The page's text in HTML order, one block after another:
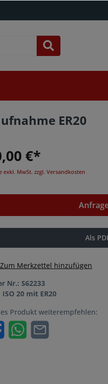
ER20
€*
exkl. MwSt. zzgl. Versandkosten
Als
Zum Merkzettel hinzufügen
Nr.: S62233
ISO 20 mit ER20
Produkt weiterempfehlen: